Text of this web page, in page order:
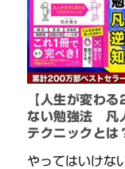
【人生が変わ
ない勉強法 凡
テクニックとは
やってはいけな